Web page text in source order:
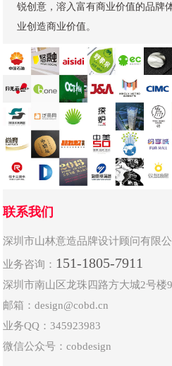
锐创意，溶入富有商业价值的品牌
业创造商业价值。
联系我们
深圳市山林意造品牌设计顾问有限公
业务咨询： 151-1805-7911
深圳市南山区龙珠四路方大城2号楼
邮箱：design@cobd.cn
业务QQ：345923983
微信公众号：cobdesign